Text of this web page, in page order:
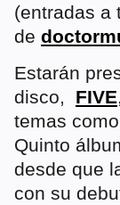
(entradas a
de
Estarán
disco, FIVE
temas como
Quinto
desde que
con su